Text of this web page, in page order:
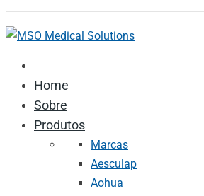
Home
Sobre
Produtos
Marcas
Aesculap
Aohua